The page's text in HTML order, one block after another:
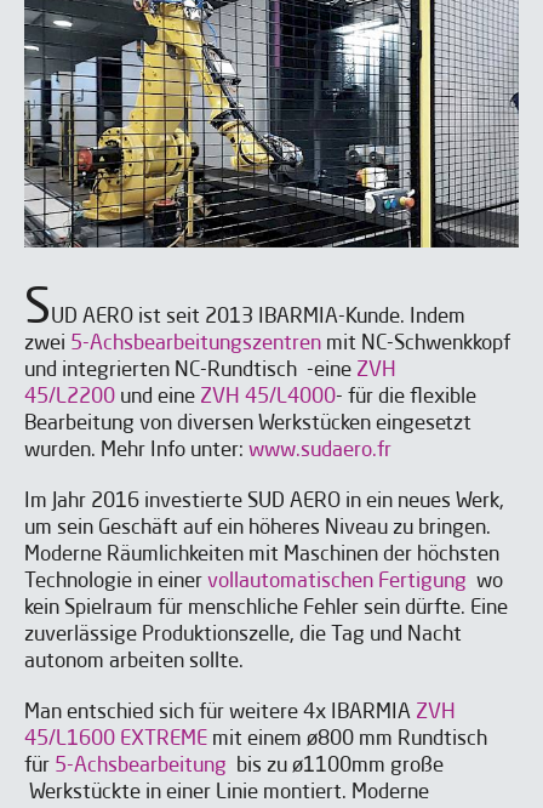
SUD AERO ist seit 2013 IBARMIA-Kunde. Indem
zwei 5-Achsbearbeitungszentren mit NC-Schwenkkopf
und integrierten NC-Rundtisch -eine ZVH
45/L2200 und eine ZVH 45/L4000- für die flexible
Bearbeitung von diversen Werkstücken eingesetzt
wurden. Mehr Info unter: www.sudaero.fr
Im Jahr 2016 investierte SUD AERO in ein neues Werk,
um sein Geschäft auf ein höheres Niveau zu bringen.
Moderne Räumlichkeiten mit Maschinen der höchsten
Technologie in einer vollautomatischen Fertigung wo
kein Spielraum für menschliche Fehler sein dürfte. Eine
zuverlässige Produktionszelle, die Tag und Nacht
autonom arbeiten sollte.
Man entschied sich für weitere 4x IBARMIA ZVH
45/L1600 EXTREME mit einem ø800 mm Rundtisch
für 5-Achsbearbeitung bis zu ø1100mm große
Werkstückte in einer Linie montiert. Moderne